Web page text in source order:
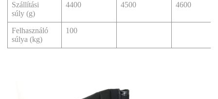
Szállítási
súly (g)
4400 4500 4600
Felhasználó
súlya (kg)
100